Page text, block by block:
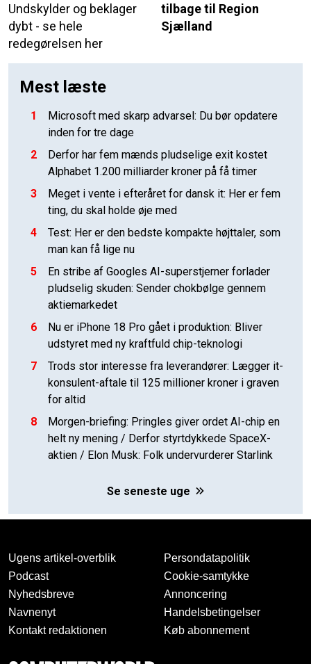
Undskylder og beklager
dybt - se hele
redegørelsen her
tilbage til Region
Sjælland
Mest læste
1
Microsoft med skarp advarsel: Du bør opdatere
inden for tre dage
2
Derfor har fem mænds pludselige exit kostet
Alphabet 1.200 milliarder kroner på få timer
3
Meget i vente i efteråret for dansk it: Her er fem
ting, du skal holde øje med
4
Test: Her er den bedste kompakte højttaler, som
man kan få lige nu
5
En stribe af Googles AI-superstjerner forlader
pludselig skuden: Sender chokbølge gennem
aktiemarkedet
6
Nu er iPhone 18 Pro gået i produktion: Bliver
udstyret med ny kraftfuld chip-teknologi
7
Trods stor interesse fra leverandører: Lægger it-
konsulent-aftale til 125 millioner kroner i graven
for altid
8
Morgen-briefing: Pringles giver ordet AI-chip en
helt ny mening / Derfor styrtdykkede SpaceX-
aktien / Elon Musk: Folk undervurderer Starlink
Se seneste uge
Ugens artikel-overblik
Podcast
Nyhedsbreve
Navnenyt
Kontakt redaktionen
Persondatapolitik
Cookie-samtykke
Annoncering
Handelsbetingelser
Køb abonnement